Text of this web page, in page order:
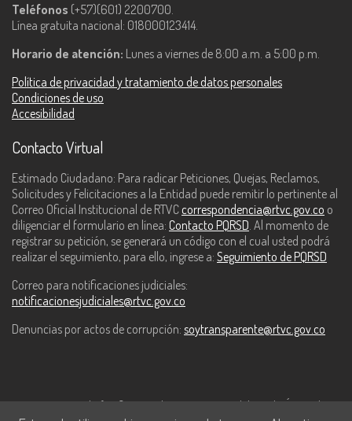
Teléfonos (+57)(601) 2200700.
Línea gratuita nacional: 018000123414.
Horario de atención: Lunes a viernes de 8:00 a.m. a 5:00 p.m.
Política de privacidad y tratamiento de datos personales
Condiciones de uso
Accesibilidad
Contacto Virtual
Estimado Ciudadano: Para radicar Peticiones, Quejas, Reclamos,
Solicitudes y Felicitaciones a la Entidad puede remitir lo pertinente al
Correo Oficial Institucional de RTVC correspondencia@rtvc.gov.co o
diligenciar el formulario en línea: Contacto PQRSD . Al momento de
registrar su petición, se generará un código con el cual usted podrá
realizar el seguimiento, para ello, ingrese a: Seguimiento de PQRSD
Correo para notificaciones judiciales:
notificacionesjudiciales@rtvc.gov.co
Denuncias por actos de corrupción: soytransparente@rtvc.gov.co
Este contenido fue financiado con recursos del Fondo Único de